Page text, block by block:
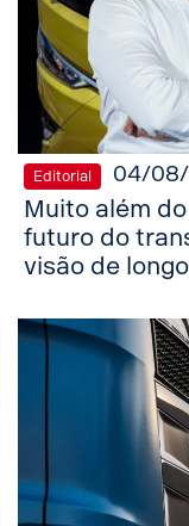
Editorial 04/
Muito além
futuro do
visão de